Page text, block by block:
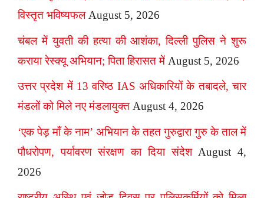
विस्तृत भविष्यफल August 5, 2026
चंबल में युवती की हत्या की आशंका, दिल्ली पुलिस ने शुरू
कराया रेस्क्यू अभियान; पिता हिरासत में August 5, 2026
उत्तर प्रदेश में 13 वरिष्ठ IAS अधिकारियों के तबादले, चार
मंडलों को मिले नए मंडलायुक्त August 4, 2026
‘एक पेड़ माँ के नाम’ अभियान के तहत गुरुद्वारा गुरु के ताल में
पौधरोपण, पर्यावरण संरक्षण का दिया संदेश August 4,
2026